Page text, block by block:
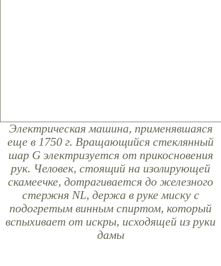
Электрическая машина, применявшаяся
еще в 1750 г. Вращающийся стеклянный
шар G электризуется от прикосновения
рук. Человек, стоящий на изолирующей
скамеечке, дотрагивается до железного
стержня NL, держа в руке миску с
подогретым винным спиртом, который
вспыхивает от искры, исходящей из руки
дамы